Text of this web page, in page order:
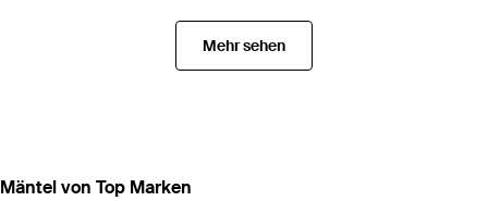
Mehr sehen
Mäntel von Top Marken